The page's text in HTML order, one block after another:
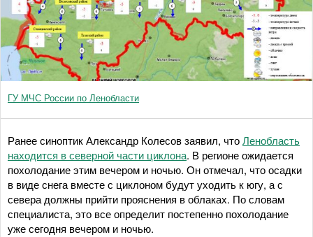
ГУ МЧС России по Ленобласти
Ранее синоптик Александр Колесов заявил, чтоЛенобласть
находится в северной части циклона. В регионе ожидается
похолодание этим вечером и ночью. Он отмечал, что осадки
в виде снега вместе с циклоном будут уходить к югу, а с
севера должны прийти прояснения в облаках. По словам
специалиста, это все определит постепенно похолодание
уже сегодня вечером и ночью.